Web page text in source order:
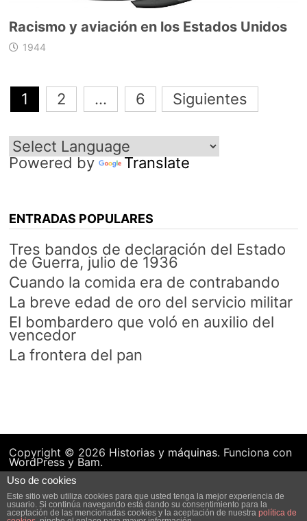
Racismo y aviación en los Estados Unidos
1944
Navegación
de
1 2 … 6 Siguientes
Powered by Translate
ENTRADAS POPULARES
Tres bandos de declaración del Estado
de Guerra, julio de 1936
Cuando la comida era de contrabando
La breve edad de oro del servicio militar
El bombardero que voló en auxilio del
vencedor
La frontera del pan
Copyright © 2026 Historias y máquinas. Funciona con
WordPressy Bam.
Uso de cookies
Este sitio web utiliza cookies para que usted tenga la mejor experiencia de
usuario. Si continúa navegando está dando su consentimiento para la
aceptación de las mencionadas cookies y la aceptación de nuestra política de